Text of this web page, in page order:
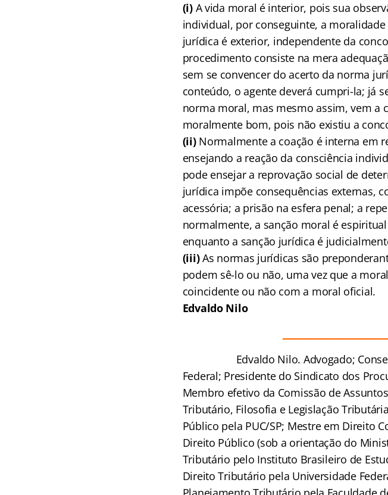
(i)A vida moral é interior, pois sua
individual, por conseguinte, a
jurídica é exterior, independente da
procedimento consiste na mera
sem se convencer do acerto da norma
conteúdo, o agente deverá cumpri-la; já
norma moral, mas mesmo assim, vem
moralmente bom, pois não existiu a
(ii)Normalmente a coação é interna em
ensejando a reação da consciência
pode ensejar a reprovação social de
jurídica impõe consequências externas,
acessória; a prisão na esfera penal; a
normalmente, a sanção moral é
enquanto a sanção jurídica é
(iii)As normas jurídicas são
podem sê-lo ou não, uma vez que a
coincidente ou não com a moral oficial.
Edvaldo Nilo
Edvaldo Nilo. Advogado;
Federal; Presidente do Sindicato dos
Membro efetivo da Comissão de
Tributário, Filosofia e Legislação
Público pela PUC/SP; Mestre em Direito
Direito Público (sob a orientação do
Tributário pelo Instituto Brasileiro de
Direito Tributário pela Universidade